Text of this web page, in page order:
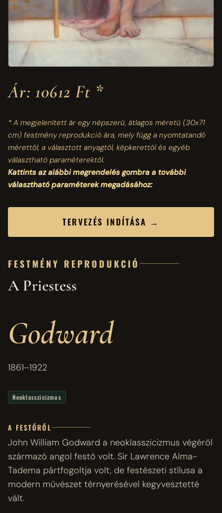
Ár: 10612 Ft *
* A megjelenített ár egy népszerű, átlagos méretű (30x71
cm)festmény reprodukció ára, mely függ a nyomtatandó
mérettől, a választott anyagtól, képkerettől és egyéb
választható paraméterektől.
Kattints az alábbi megrendelés gombra a további
választható paraméterek megadásához:
TERVEZÉS INDÍTÁSA →
FESTMÉNY REPRODUKCIÓ
A Priestess
Godward
1861–1922
Neoklasszicizmus
A FESTŐRŐL
John William Godward a neoklasszicizmus végéről
származó angol festő volt. Sir Lawrence Alma-
Tadema pártfogoltja volt, de festészeti stílusa a
modern művészet térnyerésével kegyvesztetté
vált.